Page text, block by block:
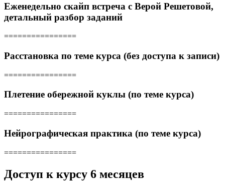
Еженедельно скайп встреча с Верой Решетовой,
детальный разбор заданий
================
Расстановка по теме курса (без доступа к записи)
================
Плетение обережной куклы (по теме курса)
================
Нейрографическая практика (по теме курса)
================
Доступ к курсу 6 месяцев